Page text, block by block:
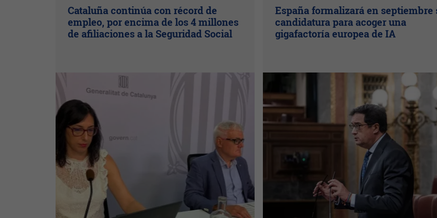
Cataluña continúa con récord de
empleo, por encima de los 4 millones
de afiliaciones a la Seguridad Social
España formalizará en septiembre
candidatura para acoger una
gigafactoría europea de IA